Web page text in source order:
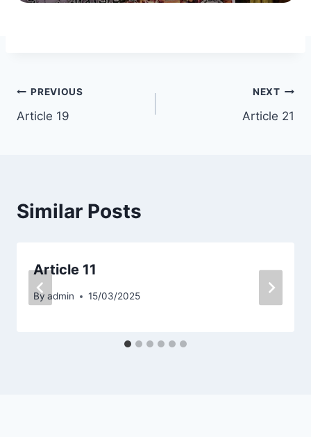
Post
navigation
PREVIOUS
Article 19
NEXT
Article 21
Similar Posts
Article 11
By admin 15/03/2025